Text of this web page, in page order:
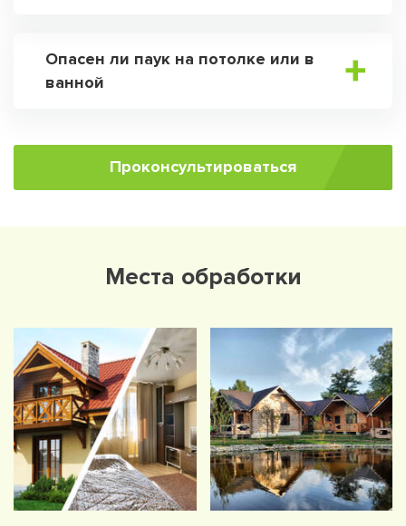
Опасен ли паук на потолке или в
ванной
Проконсультироваться
Места обработки